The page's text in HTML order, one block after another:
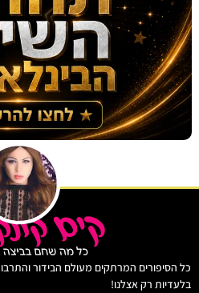
המרתקים מעולם הבידור והתרבות
רק אצלנו!